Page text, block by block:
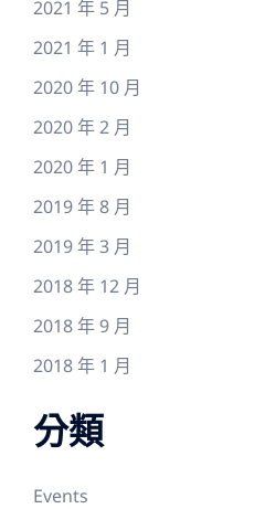
2021 年 5 月
2021 年 1 月
2020 年 10 月
2020 年 2 月
2020 年 1 月
2019 年 8 月
2019 年 3 月
2018 年 12 月
2018 年 9 月
2018 年 1 月
分類
Events